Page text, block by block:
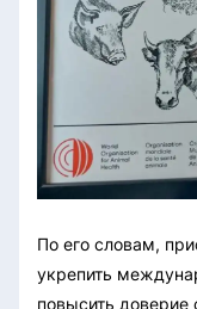
По его словам,
укрепить
повысить